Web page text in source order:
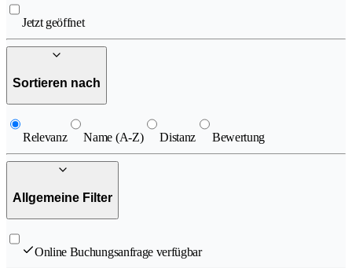
Jetzt geöffnet
Sortieren nach
Relevanz Name (A-Z) Distanz Bewertung
Allgemeine Filter
Online Buchungsanfrage verfügbar